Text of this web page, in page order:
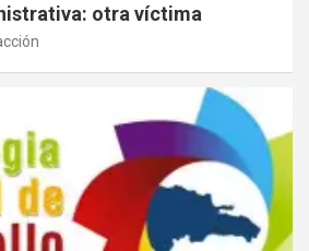
otra víctima